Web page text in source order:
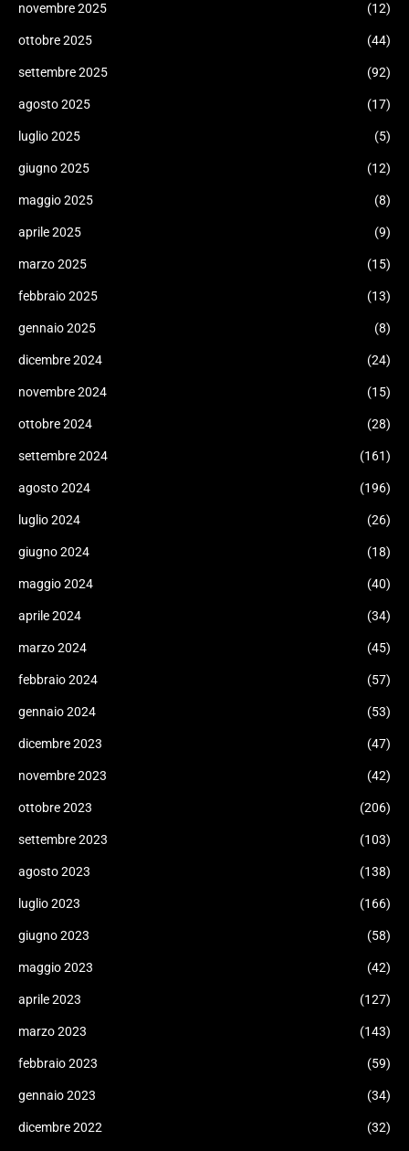
novembre 2025 (12)
ottobre 2025 (44)
settembre 2025 (92)
agosto 2025 (17)
luglio 2025 (5)
giugno 2025 (12)
maggio 2025 (8)
aprile 2025 (9)
marzo 2025 (15)
febbraio 2025 (13)
gennaio 2025 (8)
dicembre 2024 (24)
novembre 2024 (15)
ottobre 2024 (28)
settembre 2024 (161)
agosto 2024 (196)
luglio 2024 (26)
giugno 2024 (18)
maggio 2024 (40)
aprile 2024 (34)
marzo 2024 (45)
febbraio 2024 (57)
gennaio 2024 (53)
dicembre 2023 (47)
novembre 2023 (42)
ottobre 2023 (206)
settembre 2023 (103)
agosto 2023 (138)
luglio 2023 (166)
giugno 2023 (58)
maggio 2023 (42)
aprile 2023 (127)
marzo 2023 (143)
febbraio 2023 (59)
gennaio 2023 (34)
dicembre 2022 (32)